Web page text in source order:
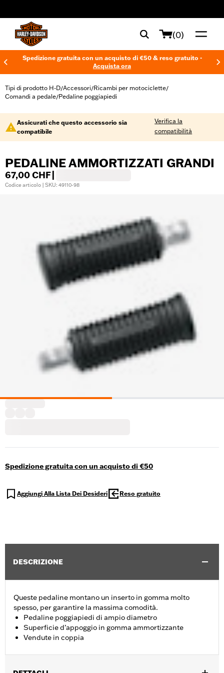
(0)
Spedizione gratuita con un acquisto di €50 & reso gratuito -
Acquista ora
Tipi di prodotto H-D/Accessori/Ricambi per motociclette/
Comandi a pedale/Pedaline poggiapiedi
Assicurati che questo accessorio sia
compatibile
Verifica la
compatibilità
PEDALINE AMMORTIZZATI GRANDI
67,00 CHF
Codice articolo | SKU: 49110-98
Spedizione gratuita con un acquisto di €50
Aggiungi Alla Lista Dei Desideri Reso gratuito
DESCRIZIONE
Queste pedaline montano un inserto in gomma molto
spesso, per garantire la massima comodità.
Pedaline poggiapiedi di ampio diametro
Superficie d’appoggio in gomma ammortizzante
Vendute in coppia